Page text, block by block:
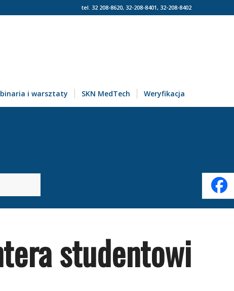
tel. 32 208-8620, 32-208-8401, 32-208-8402
i warsztaty SKN MedTech Weryfikacja
studentowi